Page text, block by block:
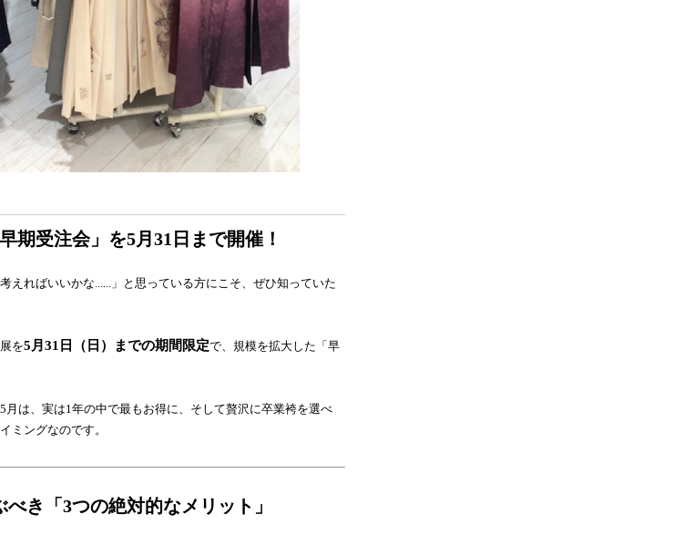
期受注会」を5月31日まで開催！
えればいいかな......」と思っている方にこそ、ぜひ知っていた
を5月31日（日）までの期間限定で、規模を拡大した「早
は、実は1年の中で最もお得に、そして贅沢に卒業袴を選べ
ミングなのです。
き「3つの絶対的なメリット」